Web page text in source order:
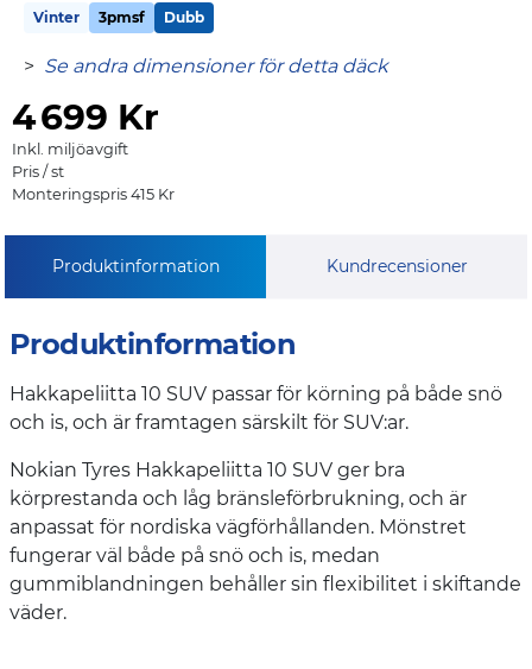
Vinter 3pmsf Dubb
> Se andra dimensioner för detta däck
4699 Kr
Inkl. miljöavgift
Pris / st
Monteringspris 415 Kr
Produktinformation Kundrecensioner
Produktinformation
Hakkapeliitta 10 SUV passar för körning på både snö
och is, och är framtagen särskilt för SUV:ar.
Nokian Tyres Hakkapeliitta 10 SUV ger bra
körprestanda och låg bränsleförbrukning, och är
anpassat för nordiska vägförhållanden. Mönstret
fungerar väl både på snö och is, medan
gummiblandningen behåller sin flexibilitet i skiftande
väder.